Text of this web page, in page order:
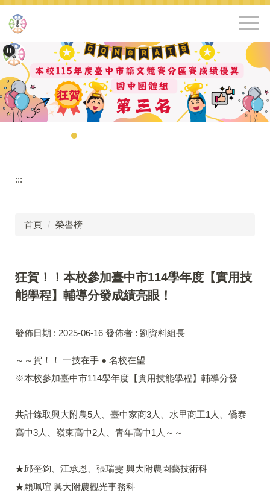
跳
到
主
要
內
容
區
:::
首頁 榮譽榜
狂賀！！本校參加臺中市114學年度【實用技
能學程】輔導分發成績亮眼！
發佈日期 : 2025-06-16 發佈者 : 劉資料組長
～～賀！！ 一技在手 ● 名校在望
※本校參加臺中市114學年度【實用技能學程】輔導分發
共計錄取興大附農5人、臺中家商3人、水里商工1人、僑泰
高中3人、嶺東高中2人、青年高中1人～～
★邱奎鈞、江承恩、張瑞雯 興大附農園藝技術科
★賴珮瑄 興大附農觀光事務科